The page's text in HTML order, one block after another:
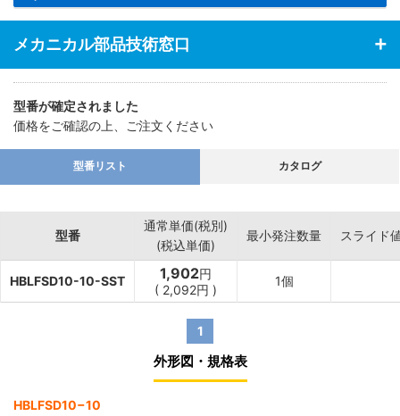
メカニカル部品技術窓口
型番が確定されました
価格をご確認の上、ご注文ください
型番リスト カタログ
型番
通常単価(税別)
(税込単価)
最小発注数量 スライド
HBLFSD10-10-SST 1,902円
( 2,092円 )
1個
1
外形図・規格表
HBLFSD10−10